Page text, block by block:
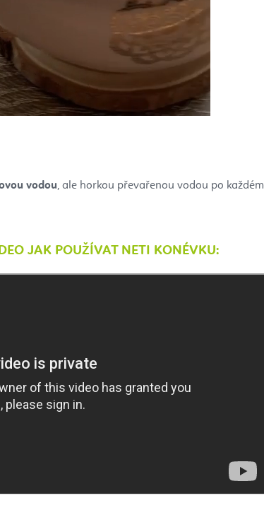
vodou, ale horkou převařenou vodou po každém
JAK POUŽÍVAT NETI KONÉVKU: